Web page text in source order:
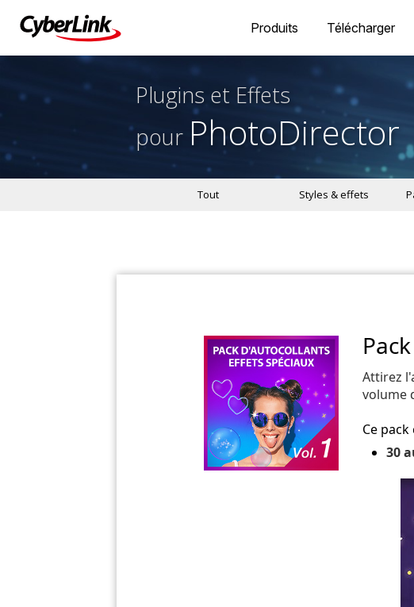
Produits Télécharger
Plugins et Effets
pour PhotoDirector
Tout Styles & effets
Attirez
volume
Ce
30